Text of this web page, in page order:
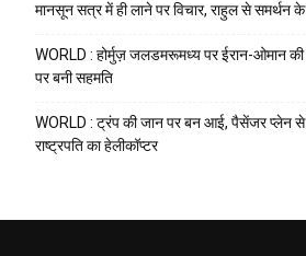
मानसून सत्र में ही लाने पर विचार, राहुल से समर्थन के
WORLD : होर्मुज़ जलडमरूमध्य पर ईरान-ओमान की
पर बनी सहमति
WORLD : ट्रंप की जान पर बन आई, पैसेंजर प्लेन से
राष्ट्रपति का हेलीकॉप्टर